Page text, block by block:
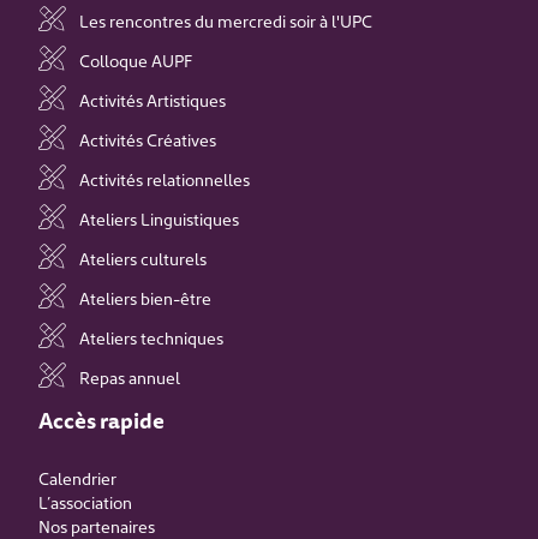
Les rencontres du mercredi soir à l'UPC
Colloque AUPF
Activités Artistiques
Activités Créatives
Activités relationnelles
Ateliers Linguistiques
Ateliers culturels
Ateliers bien-être
Ateliers techniques
Repas annuel
Accès rapide
Calendrier
L’association
Nos partenaires